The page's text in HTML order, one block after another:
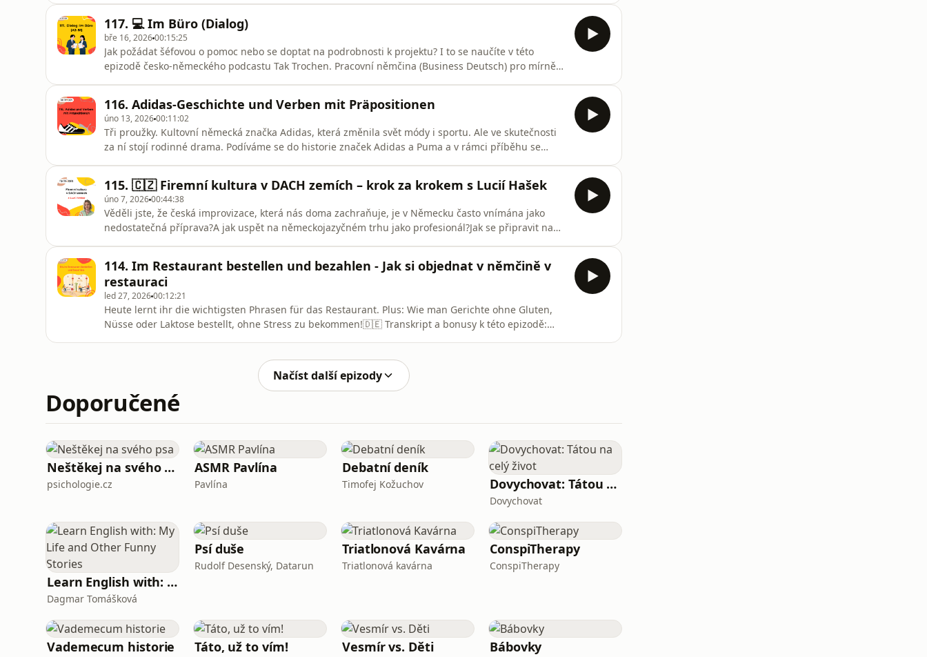
117. 💻 Im Büro (Dialog)
bře 16, 202600:15:25
Jak požádat šéfovou o pomoc nebo se doptat na podrobnosti k projektu? I to se naučíte v této
epizodě česko-německého podcastu Tak Trochen. Pracovní němčina (Business Deutsch) pro mírně
116. Adidas-Geschichte und Verben mit Präpositionen
úno 13, 202600:11:02
Tři proužky. Kultovní německá značka Adidas, která změnila svět módy i sportu. Ale ve skutečnosti
za ní stojí rodinné drama. Podíváme se do historie značek Adidas a Puma a v rámci příběhu se
podcastu: ⁠⁠⁠⁠⁠⁠⁠⁠⁠⁠⁠⁠⁠⁠⁠⁠⁠⁠⁠⁠⁠⁠Forendors⁠⁠⁠⁠⁠⁠⁠⁠⁠⁠⁠⁠⁠⁠⁠⁠⁠⁠⁠⁠⁠⁠🇩🇪 E-Book s desítkami tipů na zajímavé německé zd
115. 🇨🇿 Firemní kultura v DACH zemích – krok za krokem s Lucií Hašek
úno 7, 202600:44:38
Věděli jste, že česká improvizace, která nás doma zachraňuje, je v Německu často vnímána jako
nedostatečná příprava?A jak uspět na německojazyčném trhu jako profesionál?Jak se připravit na
⁠⁠⁠⁠⁠⁠⁠⁠⁠⁠⁠⁠⁠⁠⁠⁠⁠⁠⁠⁠⁠Fo
114. Im Restaurant bestellen und bezahlen - Jak si objednat v němčině v
restauraci
led 27, 202600:12:21
Heute lernt ihr die wichtigsten Phrasen für das Restaurant. Plus: Wie man Gerichte ohne Gluten,
Nüsse oder Laktose bestellt, ohne Stress zu bekommen!🇩🇪 Transkript a bonusy k této epizodě:
Načíst další epizody
Doporučené
Neštěkej na svého psa
psichologie.cz
ASMR Pavlína
Pavlína
Debatní deník
Timofej Kožuchov Dovychovat: Tátou na celý život
Dovychovat
Learn English with: My Life and Other Funny Stories
Dagmar Tomášková
Psí duše
Rudolf Desenský, Datarun
Triatlonová Kavárna
Triatlonová kavárna
ConspiTherapy
ConspiTherapy
Vademecum historie Táto, už to vím! Vesmír vs. Děti Bábovky